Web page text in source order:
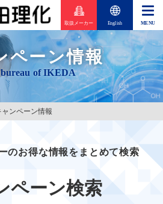
取扱メーカー English
ペーン情報
ャンペーン情報
のお得な情報をまとめて検索
ペーン検索